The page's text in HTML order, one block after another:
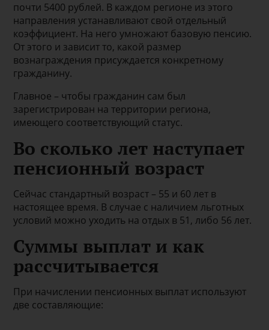
почти 5400 рублей. В каждом регионе из этого
направления устанавливают свой отдельный
коэффициент. На него умножают базовую пенсию.
От этого и зависит то, какой размер
вознаграждения присуждается конкретному
гражданину.
Главное – чтобы гражданин сам был
зарегистрирован на территории региона,
имеющего соответствующий статус.
Во сколько лет наступает
пенсионный возраст
Сейчас стандартный возраст – 55 и 60 лет в
настоящее время. В случае с наличием льготных
условий можно уходить на отдых в 51, либо 56 лет.
Суммы выплат и как
рассчитывается
При начислении пенсионных выплат используют
две составляющие: